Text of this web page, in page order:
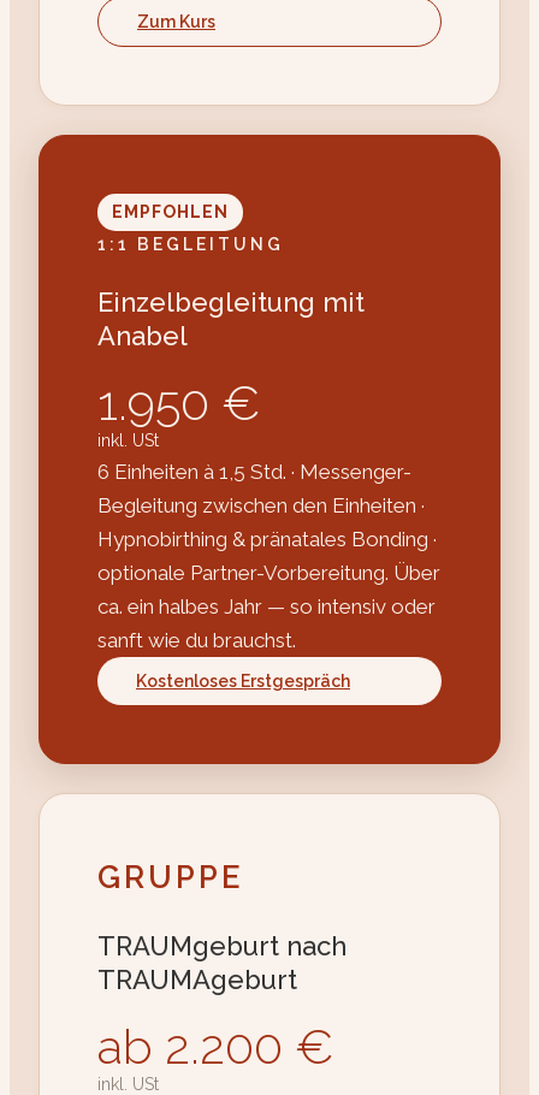
Zum Kurs
EMPFOHLEN
1:1 BEGLEITUNG
Einzelbegleitung mit
Anabel
1.950 €
inkl. USt
6 Einheiten à 1,5 Std. · Messenger-
Begleitung zwischen den Einheiten ·
Hypnobirthing & pränatales Bonding ·
optionale Partner-Vorbereitung. Über
ca. ein halbes Jahr — so intensiv oder
sanft wie du brauchst.
Kostenloses Erstgespräch
GRUPPE
TRAUMgeburt nach
TRAUMAgeburt
ab 2.200 €
inkl. USt